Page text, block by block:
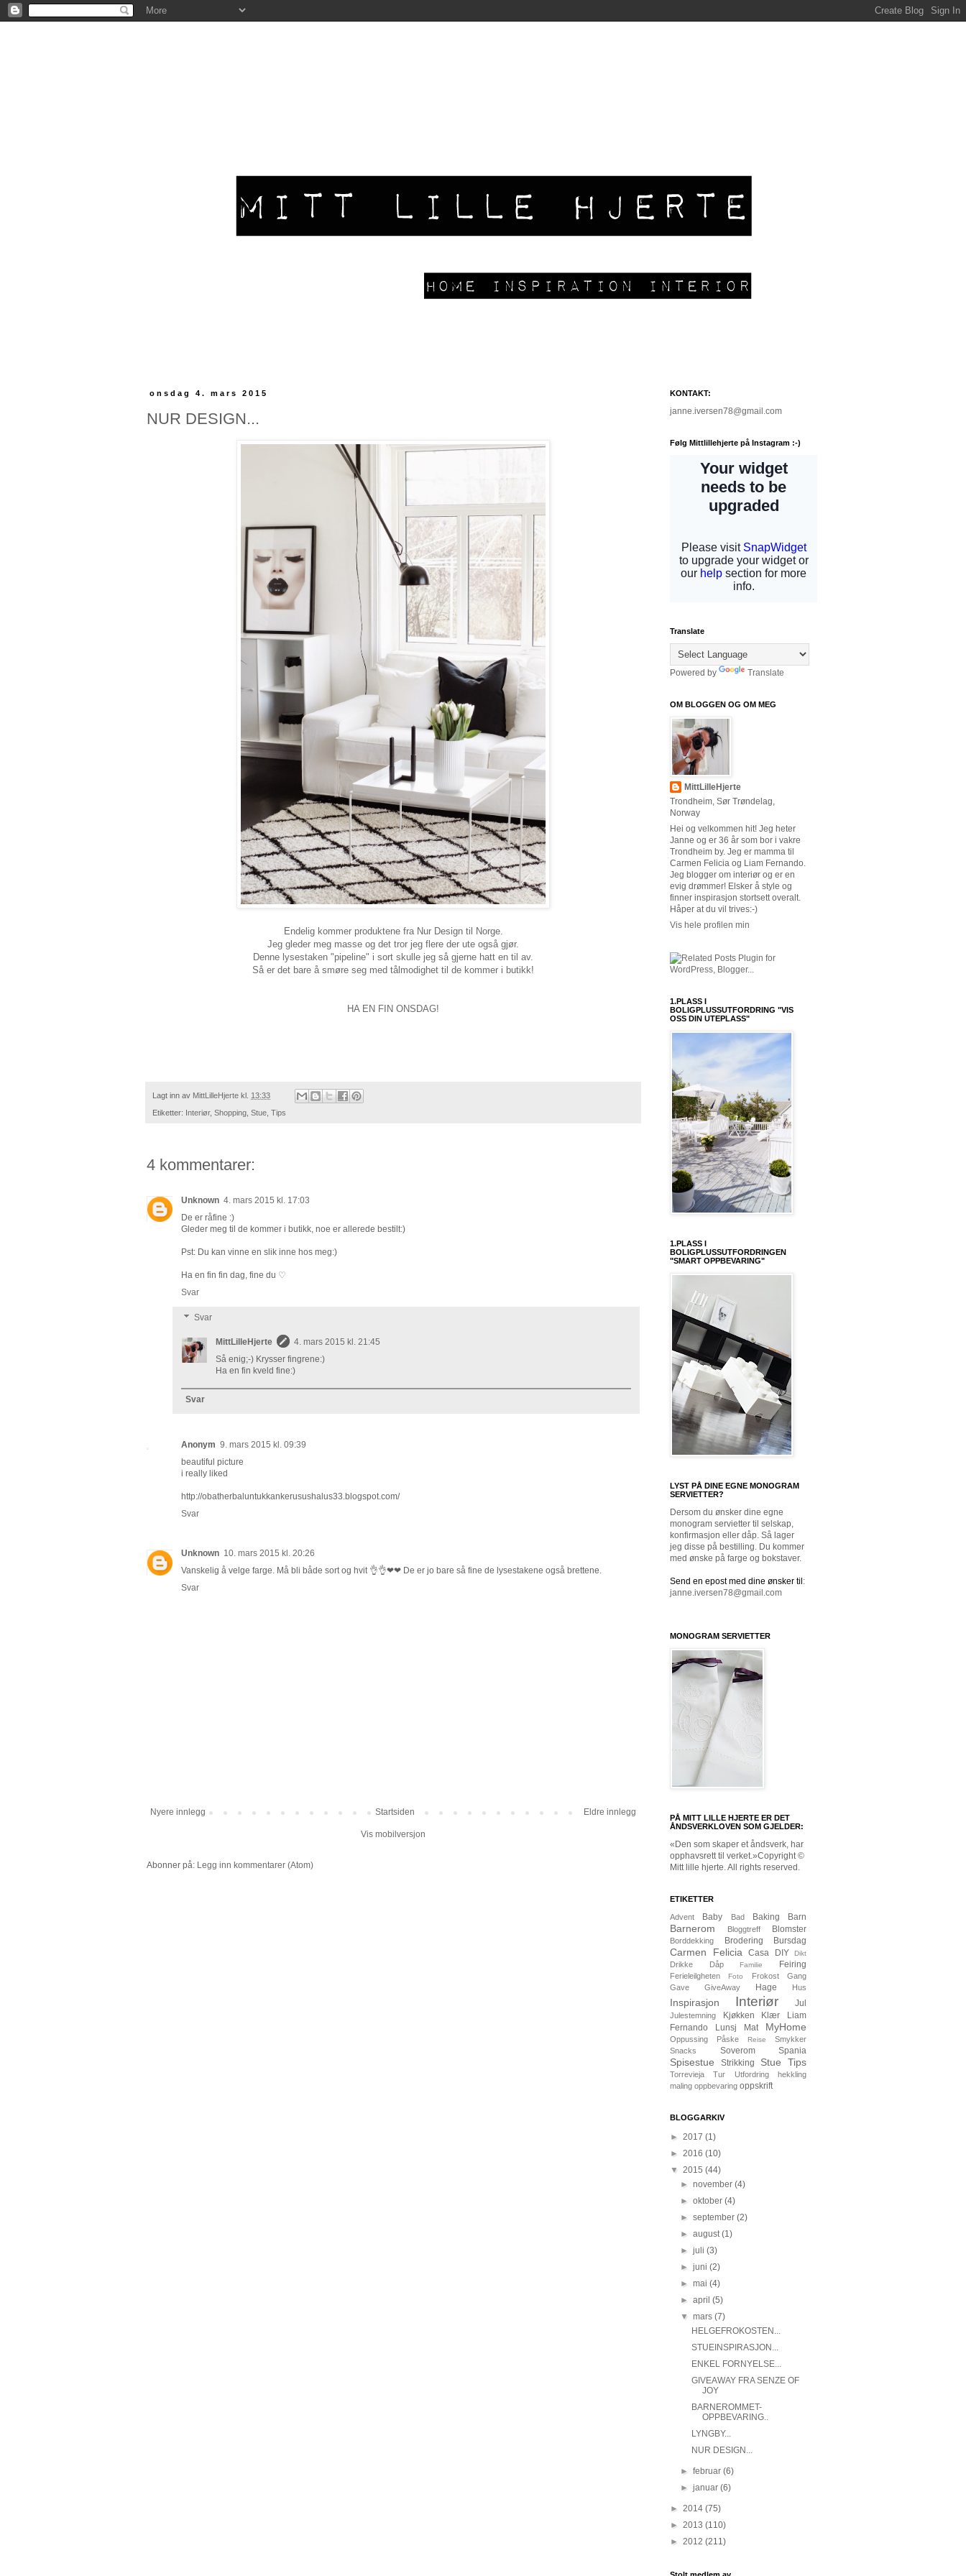
onsdag 4. mars 2015
NUR DESIGN...
Endelig kommer produktene fra Nur Design til Norge.
Jeg gleder meg masse og det tror jeg flere der ute også gjør.
Denne lysestaken "pipeline" i sort skulle jeg så gjerne hatt en til av.
Så er det bare å smøre seg med tålmodighet til de kommer i butikk!
HA EN FIN ONSDAG!
Lagt inn av MittLilleHjerte kl. 13:33
Etiketter: Interiør, Shopping Stue Tips
4 kommentarer:
Unknown 4. mars 2015 kl. 17:03
De er råfine :)
Gleder meg til de kommer i butikk, noe er allerede bestilt:)
Pst: Du kan vinne en slik inne hos meg:)
Ha en fin fin dag, fine du ♡
Svar
Svar
MittLilleHjerte
4. mars 2015 kl. 21:45
Så enig;-) Krysser fingrene:)
Ha en fin kveld fine:)
Svar
Anonym 9. mars 2015 kl. 09:39
beautiful picture
i really liked
http://obatherbaluntukkankerusushalus33.blogspot.com/
Svar
Unknown 10. mars 2015 kl. 20:26
Vanskelig å velge farge. Må bli både sort og hvit 👌👌❤❤ De er jo bare så fine de lysestakene også brettene.
Svar
Nyere innlegg Eldre innlegg
Startsiden
Vis mobilversjon
Abonner på: Legg inn kommentarer (Atom)
KONTAKT:
janne.iversen78@gmail.com
Følg Mittlillehjerte på Instagram :-)
Translate
Powered by Translate
OM BLOGGEN OG OM MEG
MittLilleHjerte
Trondheim, Sør Trøndelag,
Norway
Hei og velkommen hit! Jeg heter
Janne og er 36 år som bor i vakre
Trondheim by. Jeg er mamma til
Carmen Felicia og Liam Fernando.
Jeg blogger om interiør og er en
evig drømmer! Elsker å style og
finner inspirasjon stortsett overalt.
Håper at du vil trives:-)
Vis hele profilen min
1.PLASS I
BOLIGPLUSSUTFORDRING "VIS
OSS DIN UTEPLASS"
1.PLASS I
BOLIGPLUSSUTFORDRINGEN
"SMART OPPBEVARING"
LYST PÅ DINE EGNE MONOGRAM
SERVIETTER?
Dersom du ønsker dine egne
monogram servietter til selskap,
konfirmasjon eller dåp. Så lager
jeg disse på bestilling. Du kommer
med ønske på farge og bokstaver.
Send en epost med dine ønsker til :
janne.iversen78@gmail.com
MONOGRAM SERVIETTER
PÅ MITT LILLE HJERTE ER DET
ÅNDSVERKLOVEN SOM GJELDER:
«Den som skaper et åndsverk, har
opphavsrett til verket.»Copyright ©
Mitt lille hjerte. All rights reserved.
ETIKETTER
Advent Baby Bad Baking Barn
Barnerom Bloggtreff Blomster
Borddekking Brodering Bursdag
Carmen Felicia Casa DIY Dikt
Drikke Dåp Familie Feiring
Ferieleilgheten Foto Frokost
Gang
Gave
GiveAway Hage Hus
Inspirasjon Interiør Jul
Julestemning Kjøkken Klær
Liam
Fernando
Lunsj Mat MyHome
Oppussing Påske Reise
Smykker
Snacks
Soverom Spania
Spisestue Strikking Stue Tips
Torrevieja Tur Utfordring
hekkling
maling oppbevaring oppskrift
BLOGGARKIV
► 2017 (1)
► 2016 (10)
▼ 2015 (44)
►november(4)
►oktober(4)
►september(2)
►august(1)
►juli(3)
►juni(2)
►mai(4)
►april(5)
▼mars(7)
HELGEFROKOSTEN...
STUEINSPIRASJON...
ENKEL FORNYELSE...
GIVEAWAY FRA SENZE OF
JOY
BARNEROMMET-
OPPBEVARING..
LYNGBY...
NUR DESIGN...
►februar(6)
►januar(6)
► 2014 (75)
► 2013 (110)
► 2012 (211)